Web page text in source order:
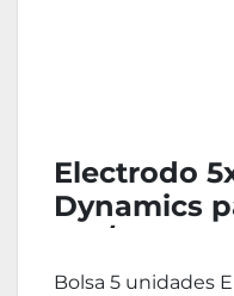
Electrodo
Dynamics
100/SL-60
Bolsa 5 unidades